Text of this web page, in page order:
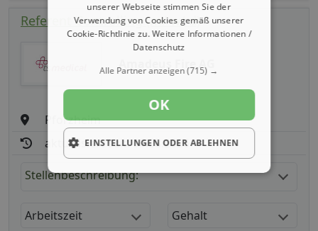
Referent Controlling (m/ w/ d)
Amadeus Fire AG
Pforzheim
aktualisiert seit: 09.08.2026
Stellenbeschreibung:
Arbeitszeit Gehalt
unserer Webseite stimmen Sie der
Verwendung von Cookies gemäß unserer
Cookie-Richtlinie zu.Weitere Informationen /
Datenschutz
Alle Partner anzeigen(715) →
OK
EINSTELLUNGEN ODER ABLEHNEN